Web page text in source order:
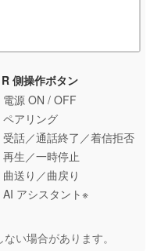
側操作ボタン
電源 ON / OFF
ペアリング
受話／通話終了／着信拒否
再生／一時停止
曲送り／曲戻り
AI アシスタント※
い場合があります。